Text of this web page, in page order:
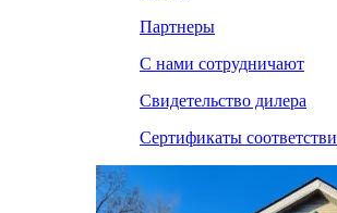
Партнеры
С нами сотрудничают
Свидетельство дилера
Сертификаты